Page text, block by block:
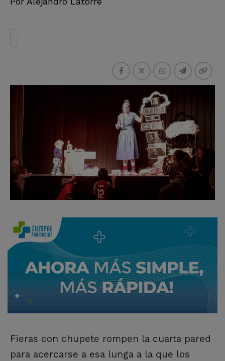
Fieras con chupete rompen la cuarta pared
para acercarse a esa lunga a la que los